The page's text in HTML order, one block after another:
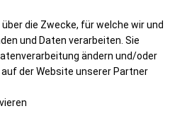
die Zwecke, für welche wir und
und Daten verarbeiten. Sie
ändern und/oder
der Website unserer Partner